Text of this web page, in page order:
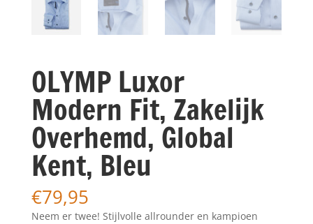
OLYMP Luxor
Modern Fit, Zakelijk
Overhemd, Global
Kent, Bleu
€79,95
Neem er twee! Stijlvolle allrounder en kampioen